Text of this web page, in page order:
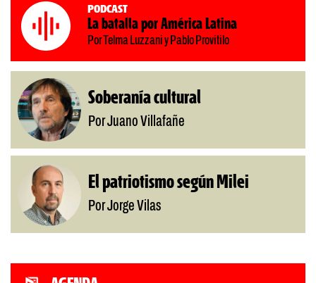
Podcast
La batalla por América Latina
Por Telma Luzzani y Pablo Provitilo
Soberanía cultural
Por Juano Villafañe
El patriotismo según Milei
Por Jorge Vilas